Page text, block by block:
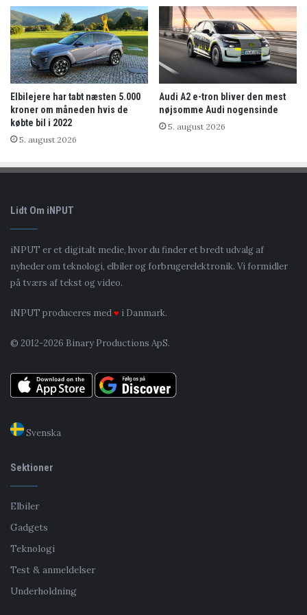
Elbilejere har tabt næsten 5.000
kroner om måneden hvis de
købte bil i 2022
5. august 2026
Audi A2 e-tron bliver den mest
nøjsomme Audi nogensinde
5. august 2026
Lidt Om iNPUT
iNPUT er et digitalt medie, hvor du finder et bredt udvalg af
nyheder om teknologi, elbiler og forbrugerelektronik. Vi formidler
på tværs af tekst og video.
iNPUT produceres med♥ i Danmark.
© 2012-2026 Binary Productions ApS.
Svenska
Sektioner
Elbiler
Gadgets
Teknologi
Test & anmeldelser
Underholdning